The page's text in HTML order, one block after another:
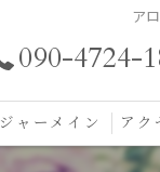
ア
090-4724-
ャーメイン アク